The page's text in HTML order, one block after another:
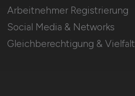
Arbeitnehmer Registrierung
Social Media & Networks
Gleichberechtigung & Vielfalt